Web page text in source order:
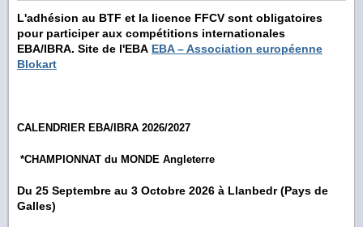
L'adhésion au BTF et la licence FFCV sont obligatoires
pour participer aux compétitions internationales
EBA/IBRA. Site de l'EBA EBA – Association européenne
Blokart
CALENDRIER EBA/IBRA 2026/2027
*CHAMPIONNAT du MONDE Angleterre
Du 25 Septembre au 3 Octobre 2026 à Llanbedr (Pays de
Galles)